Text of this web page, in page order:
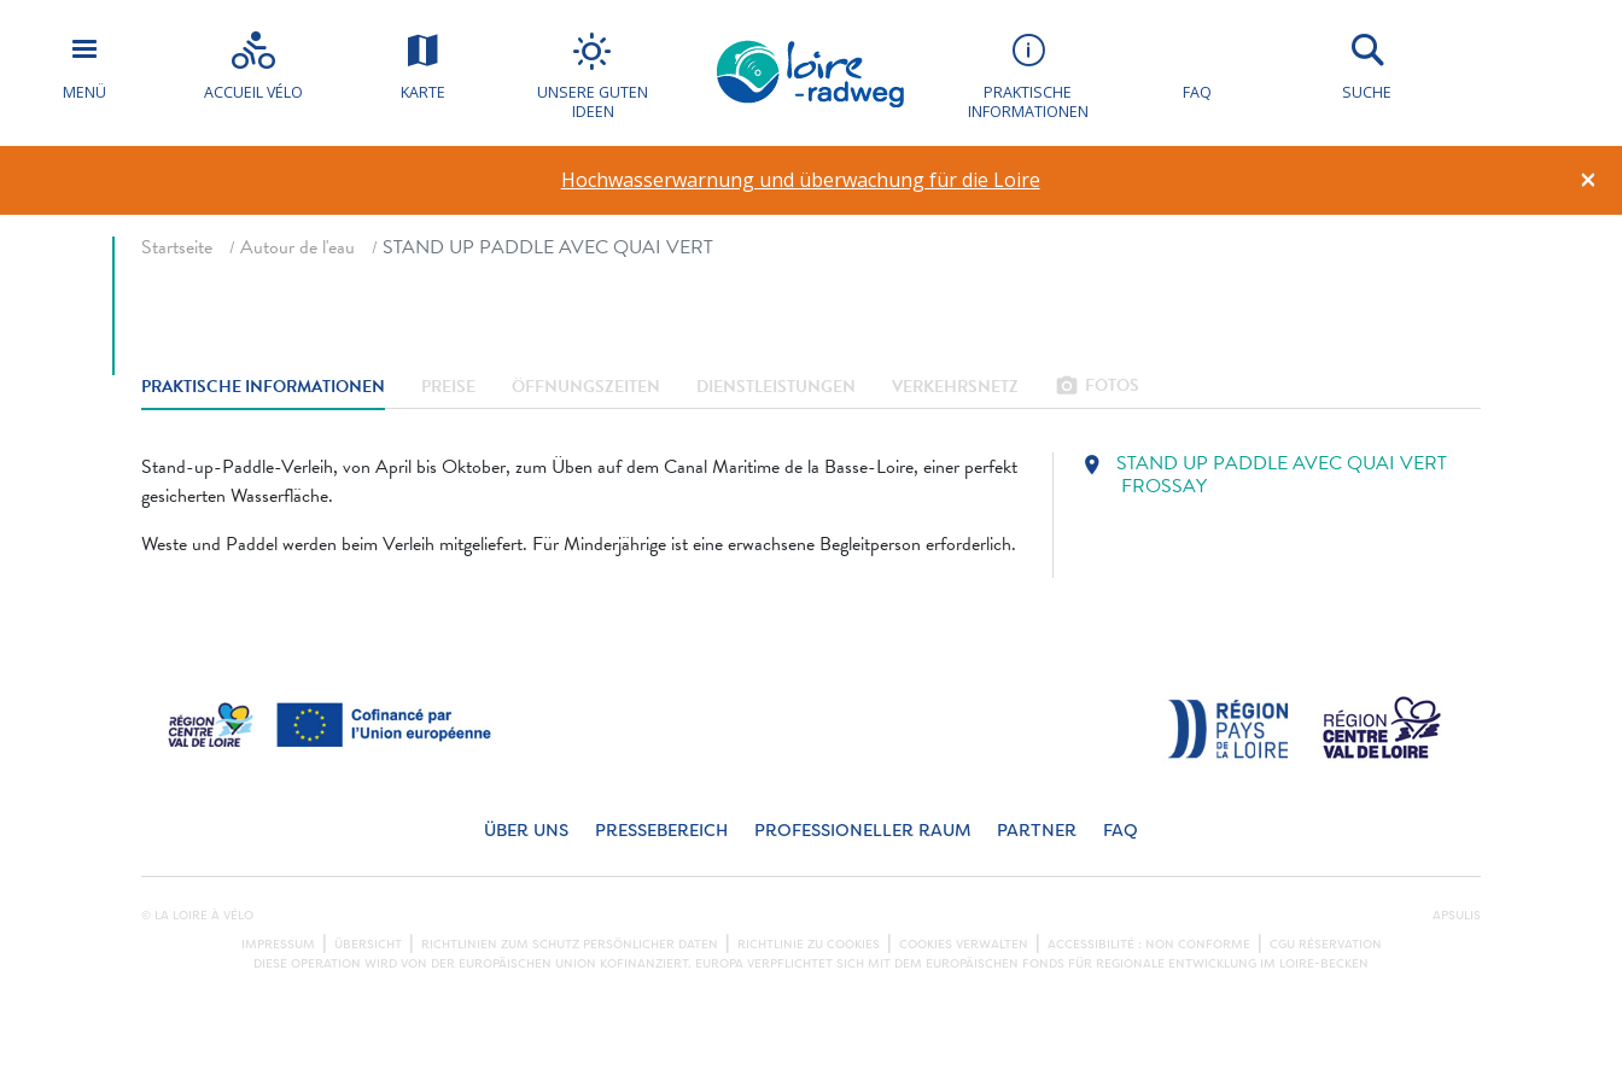
MENÜ ACCUEIL VÉLO KARTE
UNSERE GUTEN
IDEEN
PRAKTISCHE
INFORMATIONEN
FAQ SUCHE
×
Hochwasserwarnung und überwachung für die Loire
STAND UP PADDLE AVEC QUAI VERT 1 0
Startseite Autour de l'eau STAND UP PADDLE AVEC QUAI VERT
PRAKTISCHE INFORMATIONEN PREISE ÖFFNUNGSZEITEN DIENSTLEISTUNGEN VERKEHRSNETZ photo_camera FOTOS
Stand-up-Paddle-Verleih, von April bis Oktober, zum Üben auf dem Canal Maritime de la Basse-Loire, einer perfekt
gesicherten Wasserfläche.
Weste und Paddel werden beim Verleih mitgeliefert. Für Minderjährige ist eine erwachsene Begleitperson erforderlich.
location_on STAND UP PADDLE AVEC QUAI VERT
FROSSAY
ÜBER UNS PRESSEBEREICH PROFESSIONELLER RAUM PARTNER FAQ
© LA LOIRE À VÉLO
APSULIS
IMPRESSUM
ÜBERSICHT RICHTLINIEN ZUM SCHUTZ PERSÖNLICHER DATEN RICHTLINIE ZU COOKIES COOKIES VERWALTEN ACCESSIBILITÉ : NON CONFORME
CGU RÉSERVATION
DIESE OPERATION WIRD VON DER EUROPÄISCHEN UNION KOFINANZIERT. EUROPA VERPFLICHTET SICH MIT DEM EUROPÄISCHEN FONDS FÜR REGIONALE ENTWICKLUNG IM LOIRE-BECKEN